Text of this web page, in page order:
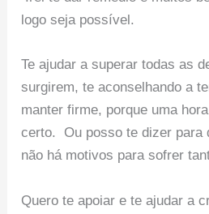
logo seja possível.
Te ajudar a superar todas as
surgirem, te aconselhando a
manter firme, porque uma
certo. Ou posso te dizer para
não há motivos para sofrer
Quero te apoiar e te ajudar a